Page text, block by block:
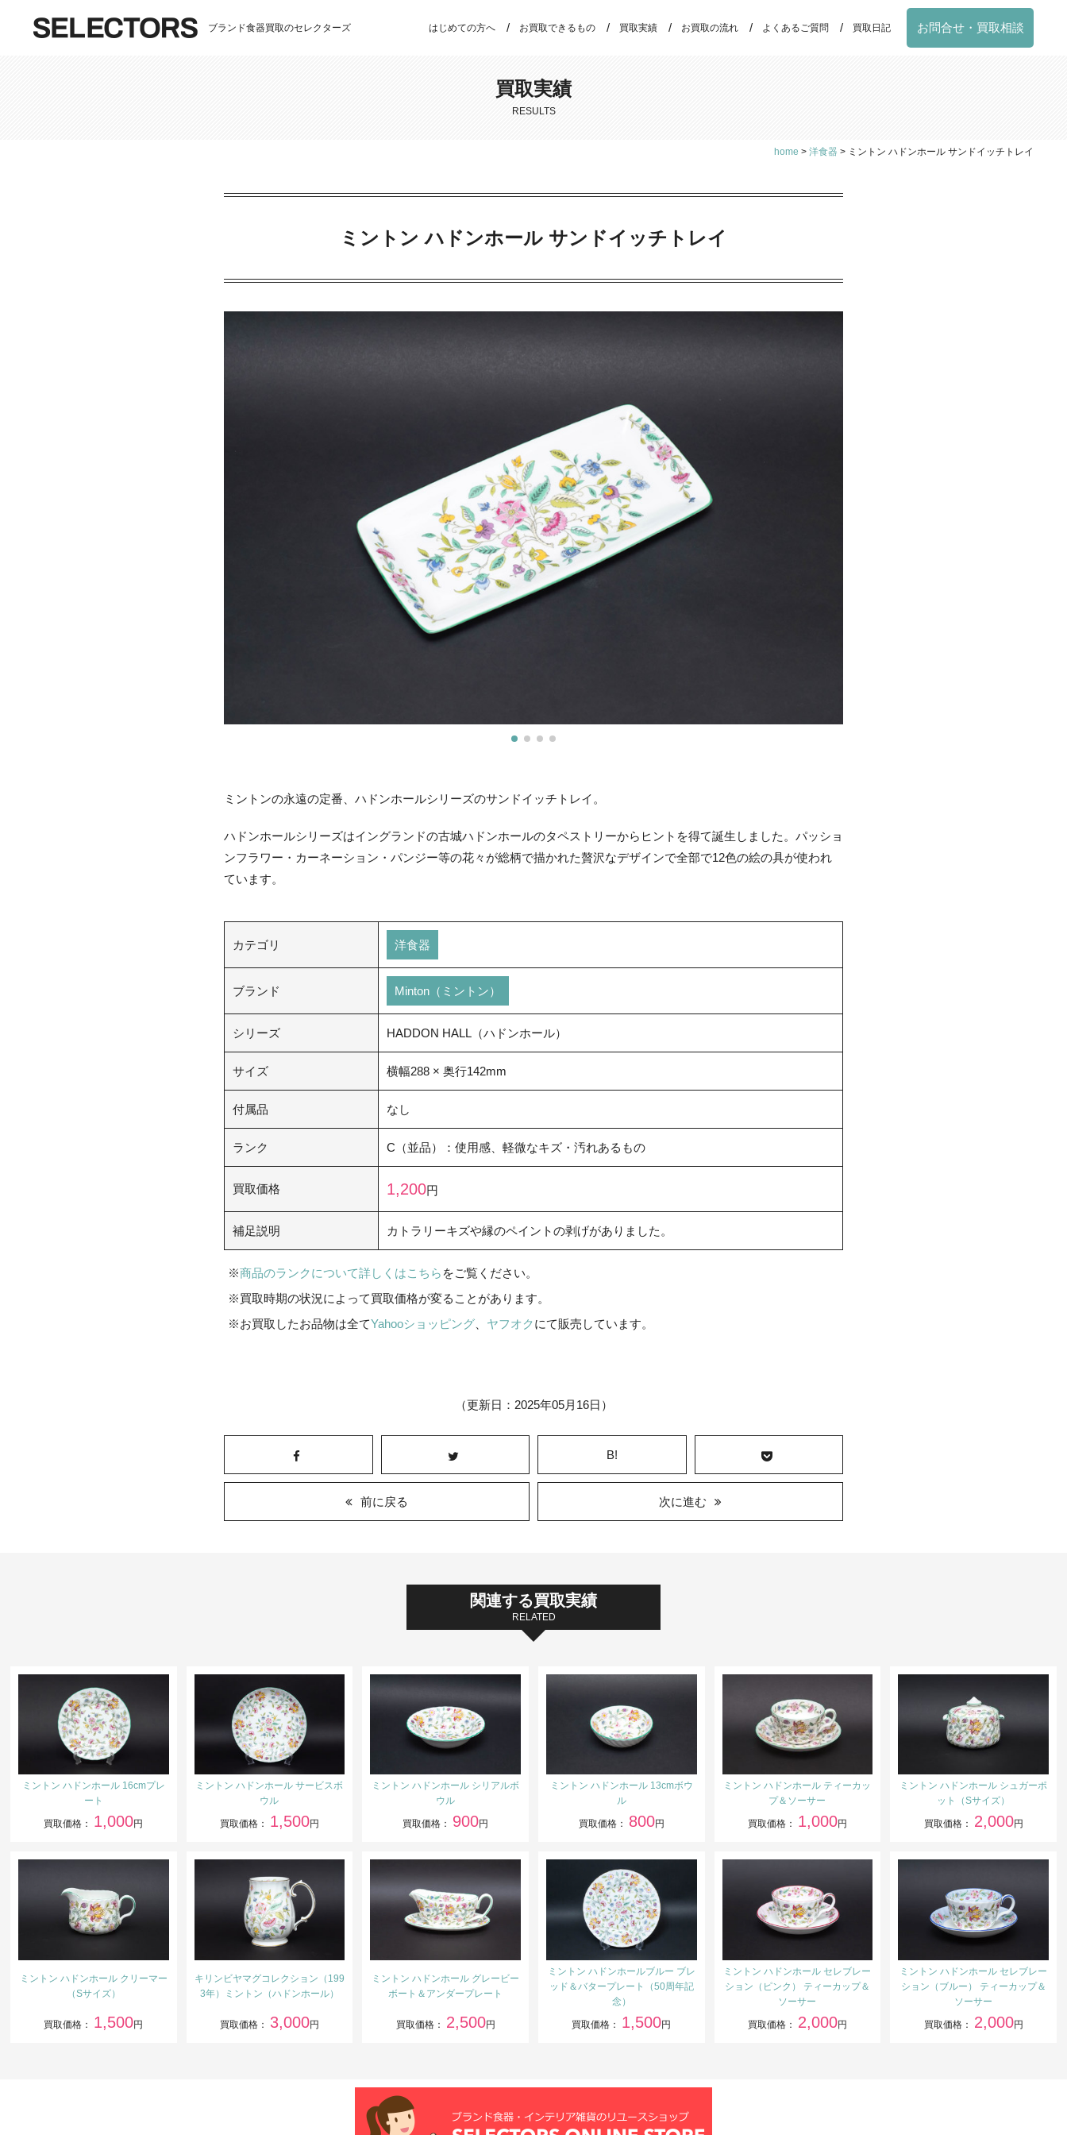
ブランド食器買取のセレクターズ はじめての方へ お買取できるもの 買取実績 お買取の流れ よくあるご質問 買取日記 お問合せ・買取相談
買取実績
RESULTS
home > 洋食器 > ミントン ハドンホール サンドイッチトレイ
ミントン ハドンホール サンドイッチトレイ
ミントンの永遠の定番、ハドンホールシリーズのサンドイッチトレイ。
ハドンホールシリーズはイングランドの古城ハドンホールのタペストリーからヒントを得て誕生しました。パッショ
ンフラワー・カーネーション・パンジー等の花々が総柄で描かれた贅沢なデザインで全部で12色の絵の具が使われ
ています。
カテゴリ 洋食器
ブランド Minton（ミントン）
シリーズ HADDON HALL（ハドンホール）
サイズ 横幅288 × 奥行142mm
付属品 なし
ランク C（並品）：使用感、軽微なキズ・汚れあるもの
買取価格 1,200円
補足説明 カトラリーキズや縁のペイントの剥げがありました。
商品のランクについて詳しくはこちら をご覧ください。
買取時期の状況によって買取価格が変ることがあります。
お買取したお品物は全てYahooショッピング ヤフオクにて販売しています。
（更新日：2025年05月16日）
B!
前に戻る 次に進む
関連する買取実績
RELATED
ミントン ハドンホール 16cmプレ
ート
買取価格： 1,000円
ミントン ハドンホール サービスボ
ウル
買取価格： 1,500円
ミントン ハドンホール シリアルボ
ウル
買取価格： 900円
ミントン ハドンホール 13cmボウ
ル
買取価格： 800円
ミントン ハドンホール ティーカッ
プ＆ソーサー
買取価格： 1,000円
ミントン ハドンホール シュガーポ
ット（Sサイズ）
買取価格： 2,000円
ミントン ハドンホール クリーマー
（Sサイズ）
買取価格： 1,500円
キリンビヤマグコレクション（199
3年）ミントン（ハドンホール）
買取価格： 3,000円
ミントン ハドンホール グレービー
ボート＆アンダープレート
買取価格： 2,500円
ミントン ハドンホールブルー ブレ
ッド＆バタープレート（50周年記
念）
買取価格： 1,500円
ミントン ハドンホール セレブレー
ション（ピンク） ティーカップ＆
ソーサー
買取価格： 2,000円
ミントン ハドンホール セレブレー
ション（ブルー） ティーカップ＆
ソーサー
買取価格： 2,000円